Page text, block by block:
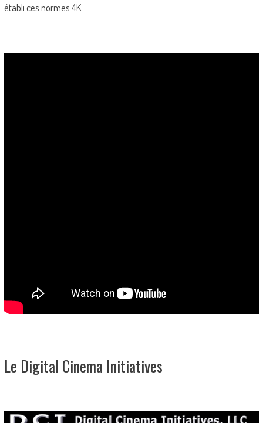
établi ces normes 4K.
Le Digital Cinema Initiatives